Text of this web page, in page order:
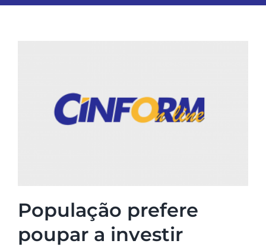
Classificados
EDIÇÕES EM PDF
População prefere
poupar a investir